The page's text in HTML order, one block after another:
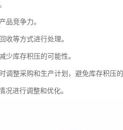
品竞争力。
收等方式进行处理。
少库存积压的可能性。
整采购和生产计划，避免库存积压的
况进行调整和优化。